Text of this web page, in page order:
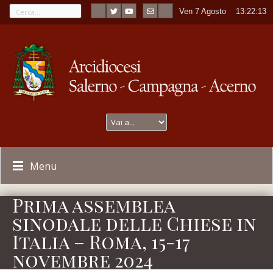
Ven 7 Agosto 13:22:13
Menu
Prima assemblea
sinodale delle Chiese in
Italia – Roma, 15-17
novembre 2024